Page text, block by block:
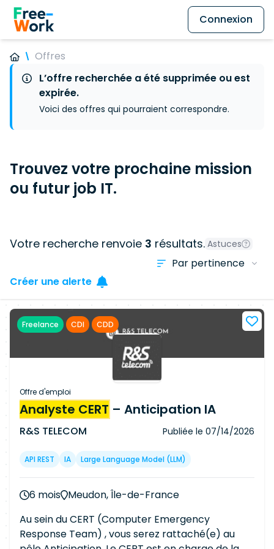
Connexion
Offres
L’offre recherchée a été supprimée ou est
expirée.
Voici des offres qui pourraient correspondre.
Trouvez votre prochaine mission
ou futur job IT.
Votre recherche renvoie 3 résultats. Astuces
Créer une alerte
Freelance CDI CDD
Offre d'emploi
Analyste CERT – Anticipation IA
R&S TELECOM Publiée le 07/14/2026
API REST IA Large Language Model (LLM)
6 mois Meudon, Île-de-France
Au sein du CERT (Computer Emergency
Response Team) , vous serez rattaché(e) au